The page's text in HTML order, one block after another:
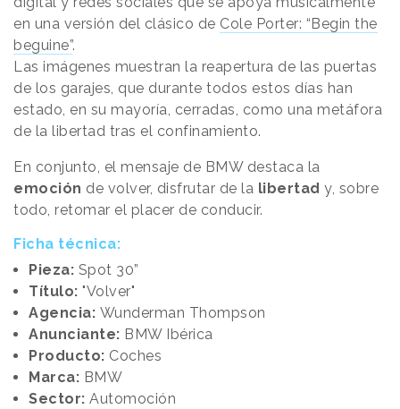
en una versión del clásico de Cole Porter: “Begin the
beguine”.
Las imágenes muestran la reapertura de las puertas
de los garajes, que durante todos estos días han
estado, en su mayoría, cerradas, como una metáfora
de la libertad tras el confinamiento.
En conjunto, el mensaje de BMW destaca la
emoción de volver, disfrutar de la libertad y, sobre
todo, retomar el placer de conducir.
Ficha técnica:
Pieza: Spot 30”
Título: "Volver"
Agencia: Wunderman Thompson
Anunciante: BMW Ibérica
Producto: Coches
Marca: BMW
Sector: Automoción